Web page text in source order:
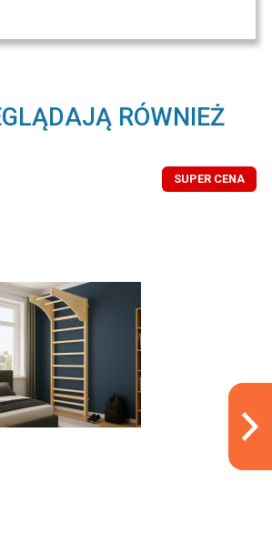
RÓWNIEŻ
SUPER CENA